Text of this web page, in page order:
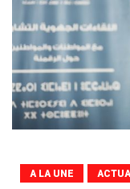
A LA UNE